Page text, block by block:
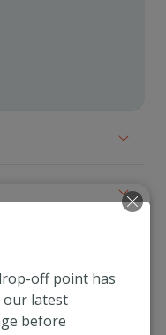
療を提供します。
ります：
炎
の症状に対応できる
あります：
のニーズに合った治
安心丁寧かつ高度診
中で最も小さなメン
off point has
our latest
before